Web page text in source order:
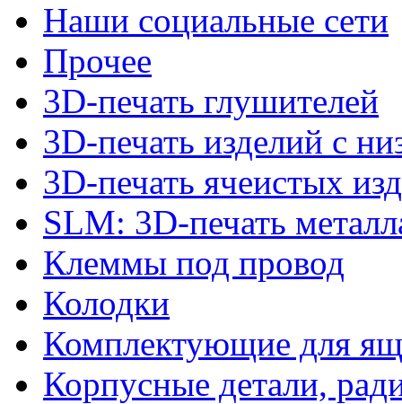
Наши социальные сети
Прочее
3D-печать глушителей
3D-печать изделий с
3D-печать ячеистых
SLM: 3D-печать
Клеммы под провод
Колодки
Комплектующие для
Корпусные детали,